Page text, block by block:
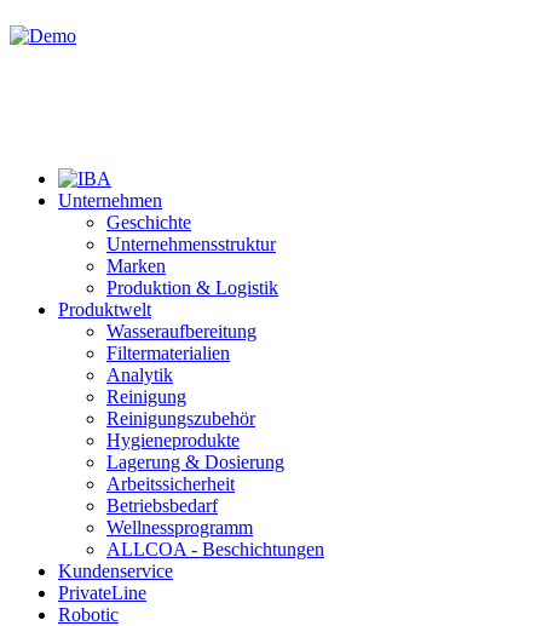
Unternehmen
Geschichte
Unternehmensstruktur
Marken
Produktion & Logistik
Produktwelt
Wasseraufbereitung
Filtermaterialien
Analytik
Reinigung
Reinigungszubehör
Hygieneprodukte
Lagerung & Dosierung
Arbeitssicherheit
Betriebsbedarf
Wellnessprogramm
ALLCOA - Beschichtungen
Kundenservice
PrivateLine
Robotic